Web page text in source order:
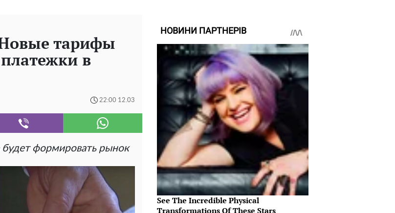
Новые тарифы
в
22:00 12.03
будет формировать рынок
НОВИНИ ПАРТНЕРІВ
See The Incredible Physical
Transformations Of These Stars